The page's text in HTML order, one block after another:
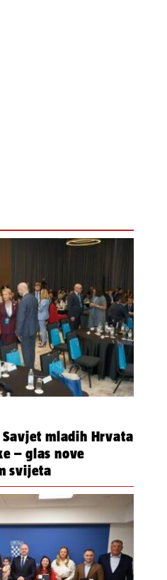
mladih Hrvata
– glas nove
svijeta